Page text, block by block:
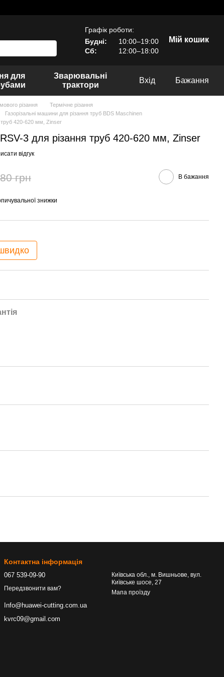
Графік роботи:
Будні:
10:00–19:00
Сб:
12:00–18:00
Мій кошик
для
Зварювальні
трактори
Вхід Бажання
різання
Термічне різання
Газорізальні машини для різання труб BDS Maschinen
труб 420-620 мм, Zinser
3 для різання труб 420-620 мм, Zinser
відгук
грн В бажання
знижки
Контактна інформація
067 539-09-90
Передзвонити вам?
Info@huawei-cutting.com.ua
kvrc09@gmail.com
Київська обл., м. Вишньове, вул.
Київське шосе, 27
Мапа проїзду